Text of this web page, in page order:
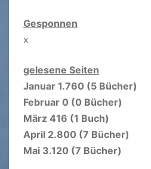
Gesponnen
x
gelesene Seiten
Januar 1.760 (5 Bücher)
Februar 0 (0 Bücher)
März 416 (1 Buch)
April 2.800 (7 Bücher)
Mai 3.120 (7 Bücher)